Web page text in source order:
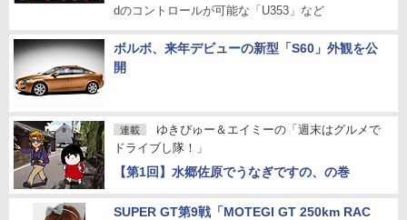
dのコントロールが可能な「U353」など
ボルボ、来年デビューの新型「S60」外観を公
開
連載
ゆきぴゅー＆エイミーの「週末はグルメで
ドライブし隊！」
【第1回】水郷佐原でうなぎですの、の巻
SUPER GT第9戦「MOTEGI GT 250km RAC